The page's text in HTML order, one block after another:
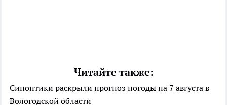
Читайте также:
Синоптики раскрыли прогноз погоды на 7 августа в
Вологодской области